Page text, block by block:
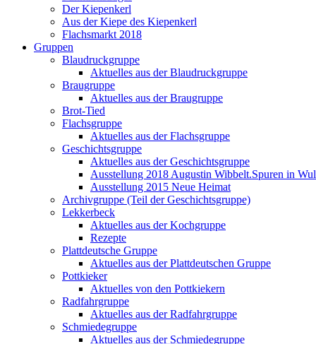
Der Kiepenkerl
Aus der Kiepe des Kiepenkerl
Flachsmarkt 2018
Gruppen
Blaudruckgruppe
Aktuelles aus der Blaudruckgruppe
Braugruppe
Aktuelles aus der Braugruppe
Brot-Tied
Flachsgruppe
Aktuelles aus der Flachsgruppe
Geschichtsgruppe
Aktuelles aus der Geschichtsgruppe
Ausstellung 2018 Augustin Wibbelt.Spuren in
Ausstellung 2015 Neue Heimat
Archivgruppe (Teil der Geschichtsgruppe)
Lekkerbeck
Aktuelles aus der Kochgruppe
Rezepte
Plattdeutsche Gruppe
Aktuelles aus der Plattdeutschen Gruppe
Pottkieker
Aktuelles von den Pottkiekern
Radfahrgruppe
Aktuelles aus der Radfahrgruppe
Schmiedegruppe
Aktuelles aus der Schmiedegruppe